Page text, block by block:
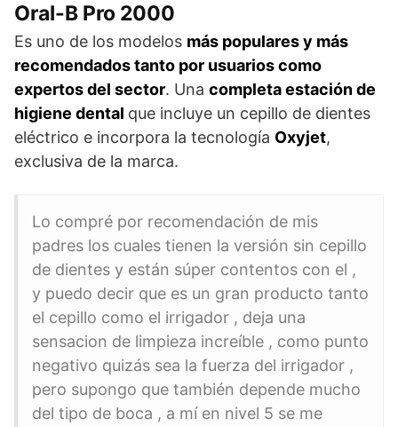
Oral-B Pro 2000
Es uno de los modelos más populares y más
recomendados tanto por usuarios como
expertos del sector. Una completa estación de
higiene dental que incluye un cepillo de dientes
eléctrico e incorpora la tecnología Oxyjet,
exclusiva de la marca.
Lo compré por recomendación de mis
padres los cuales tienen la versión sin cepillo
de dientes y están súper contentos con el ,
y puedo decir que es un gran producto tanto
el cepillo como el irrigador , deja una
sensacion de limpieza increíble , como punto
negativo quizás sea la fuerza del irrigador ,
pero supongo que también depende mucho
del tipo de boca , a mí en nivel 5 se me